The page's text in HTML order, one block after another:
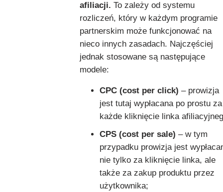
afiliacji. To zależy od systemu
rozliczeń, który w każdym programie
partnerskim może funkcjonować na
nieco innych zasadach. Najczęściej
jednak stosowane są następujące
modele:
CPC (cost per click) – prowizja
jest tutaj wypłacana po prostu za
każde kliknięcie linka
CPS (cost per sale) – w tym
przypadku prowizja jest
nie tylko za kliknięcie linka, ale
także za zakup produktu przez
użytkownika;